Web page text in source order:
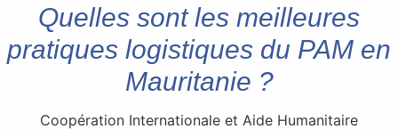
Quelles sont les meilleures
pratiques logistiques du PAM en
Mauritanie ?
Coopération Internationale et Aide Humanitaire